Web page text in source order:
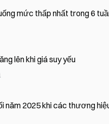
mức thấp nhất trong 6
lên khi giá suy yếu
năm 2025 khi các thương